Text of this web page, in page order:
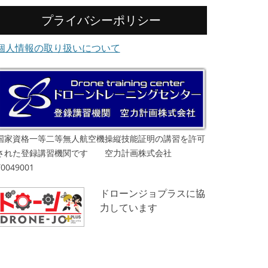
プライバシーポリシー
人情報の取り扱いについて
家資格一等二等無人航空機操縦技能証明の講習を許可
れた登録講習機関です 空力計画株式会社
ドローンジョプラスに協
力しています